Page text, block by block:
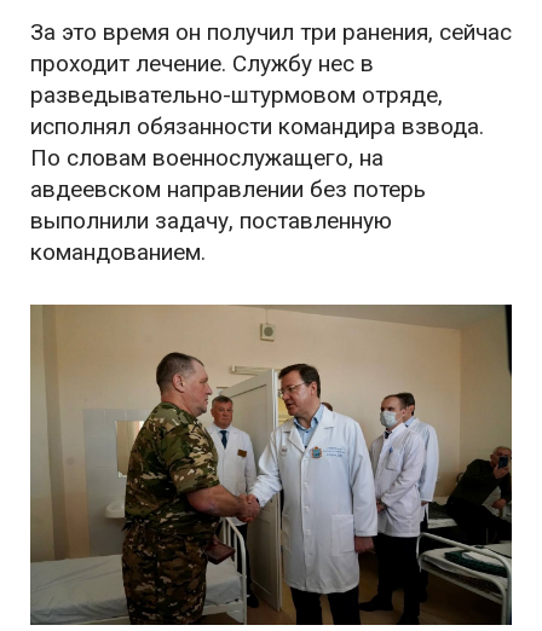
За это время он получил три ранения, сейчас
проходит лечение. Службу нес в
разведывательно-штурмовом отряде,
исполнял обязанности командира взвода.
По словам военнослужащего, на
авдеевском направлении без потерь
выполнили задачу, поставленную
командованием.